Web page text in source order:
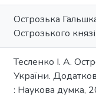
Острозька
Острозького
Тесленко І. А.
України.
: Наукова думка,